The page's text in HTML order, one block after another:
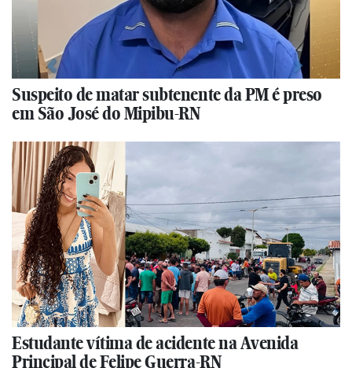
Suspeito de matar subtenente da PM é preso
em São José do Mipibu-RN
Estudante vítima de acidente na Avenida
Principal de Felipe Guerra-RN